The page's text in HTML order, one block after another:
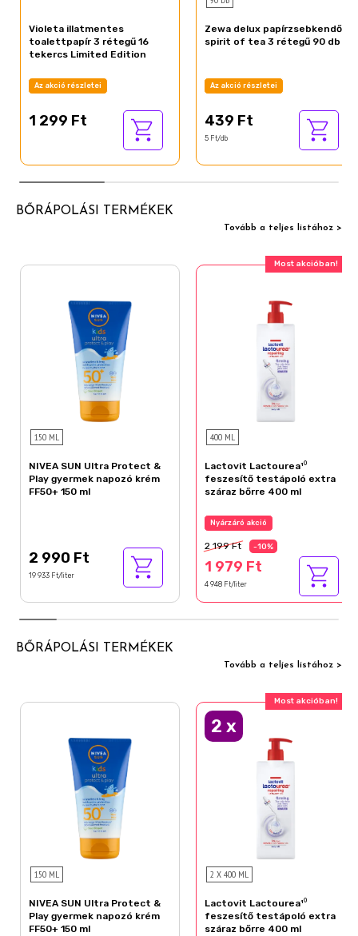
Violeta illatmentes
toalettpapír 3 rétegű 16
tekercs Limited Edition
Az akció részletei
1 299 Ft
Zewa delux papírzsebkendő
spirit of tea 3 rétegű 90 db
Az akció részletei
439 Ft
5 Ft/db
BŐRÁPOLÁSI TERMÉKEK
Tovább a teljes listához >
150 ML
NIVEA SUN Ultra Protect &
Play gyermek napozó krém
FF50+ 150 ml
2 990 Ft
19 933 Ft/liter
Most akcióban!
400 ML
Lactovit Lactourea¹⁰
feszesítő testápoló extra
száraz bőrre 400 ml
Nyárzáró akció
2 199 Ft -10%
1 979 Ft
4 948 Ft/liter
BŐRÁPOLÁSI TERMÉKEK
Tovább a teljes listához >
150 ML
NIVEA SUN Ultra Protect &
Play gyermek napozó krém
FF50+ 150 ml
Most akcióban!
2 x
2 X 400 ML
Lactovit Lactourea¹⁰
feszesítő testápoló extra
száraz bőrre 400 ml